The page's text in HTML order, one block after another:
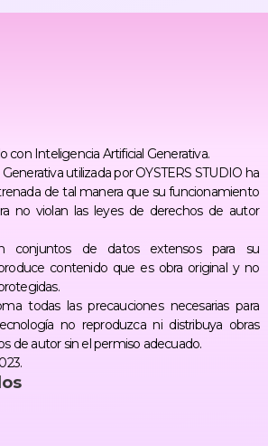
con Inteligencia Artificial Generativa.
utilizada por OYSTERS STUDIO ha
de tal manera que su funcionamiento
no violan las leyes de derechos de autor
conjuntos de datos extensos para su
contenido que es obra original y no
todas las precauciones necesarias para
no reproduzca ni distribuya obras
de autor sin el permiso adecuado.